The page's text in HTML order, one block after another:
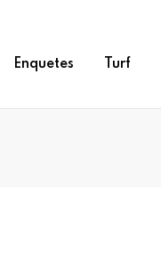
Enquetes Turf